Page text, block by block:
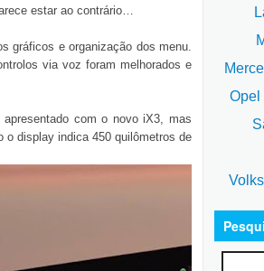
estar ao contrário…
gráficos e organização dos menu.
via voz foram melhorados e
com o novo iX3, mas
o display indica 450 quilômetros de
Opel